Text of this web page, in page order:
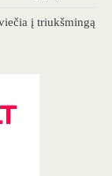
į triukšmingą